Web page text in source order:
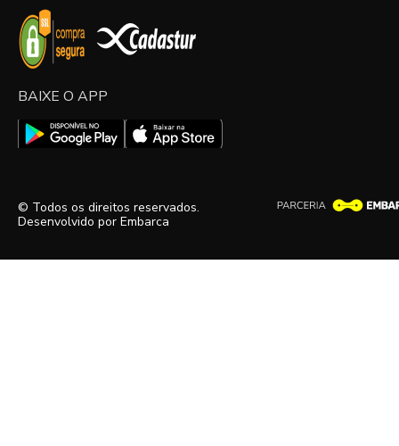
BAIXE O APP
© Todos os direitos reservados.
Desenvolvido por Embarca